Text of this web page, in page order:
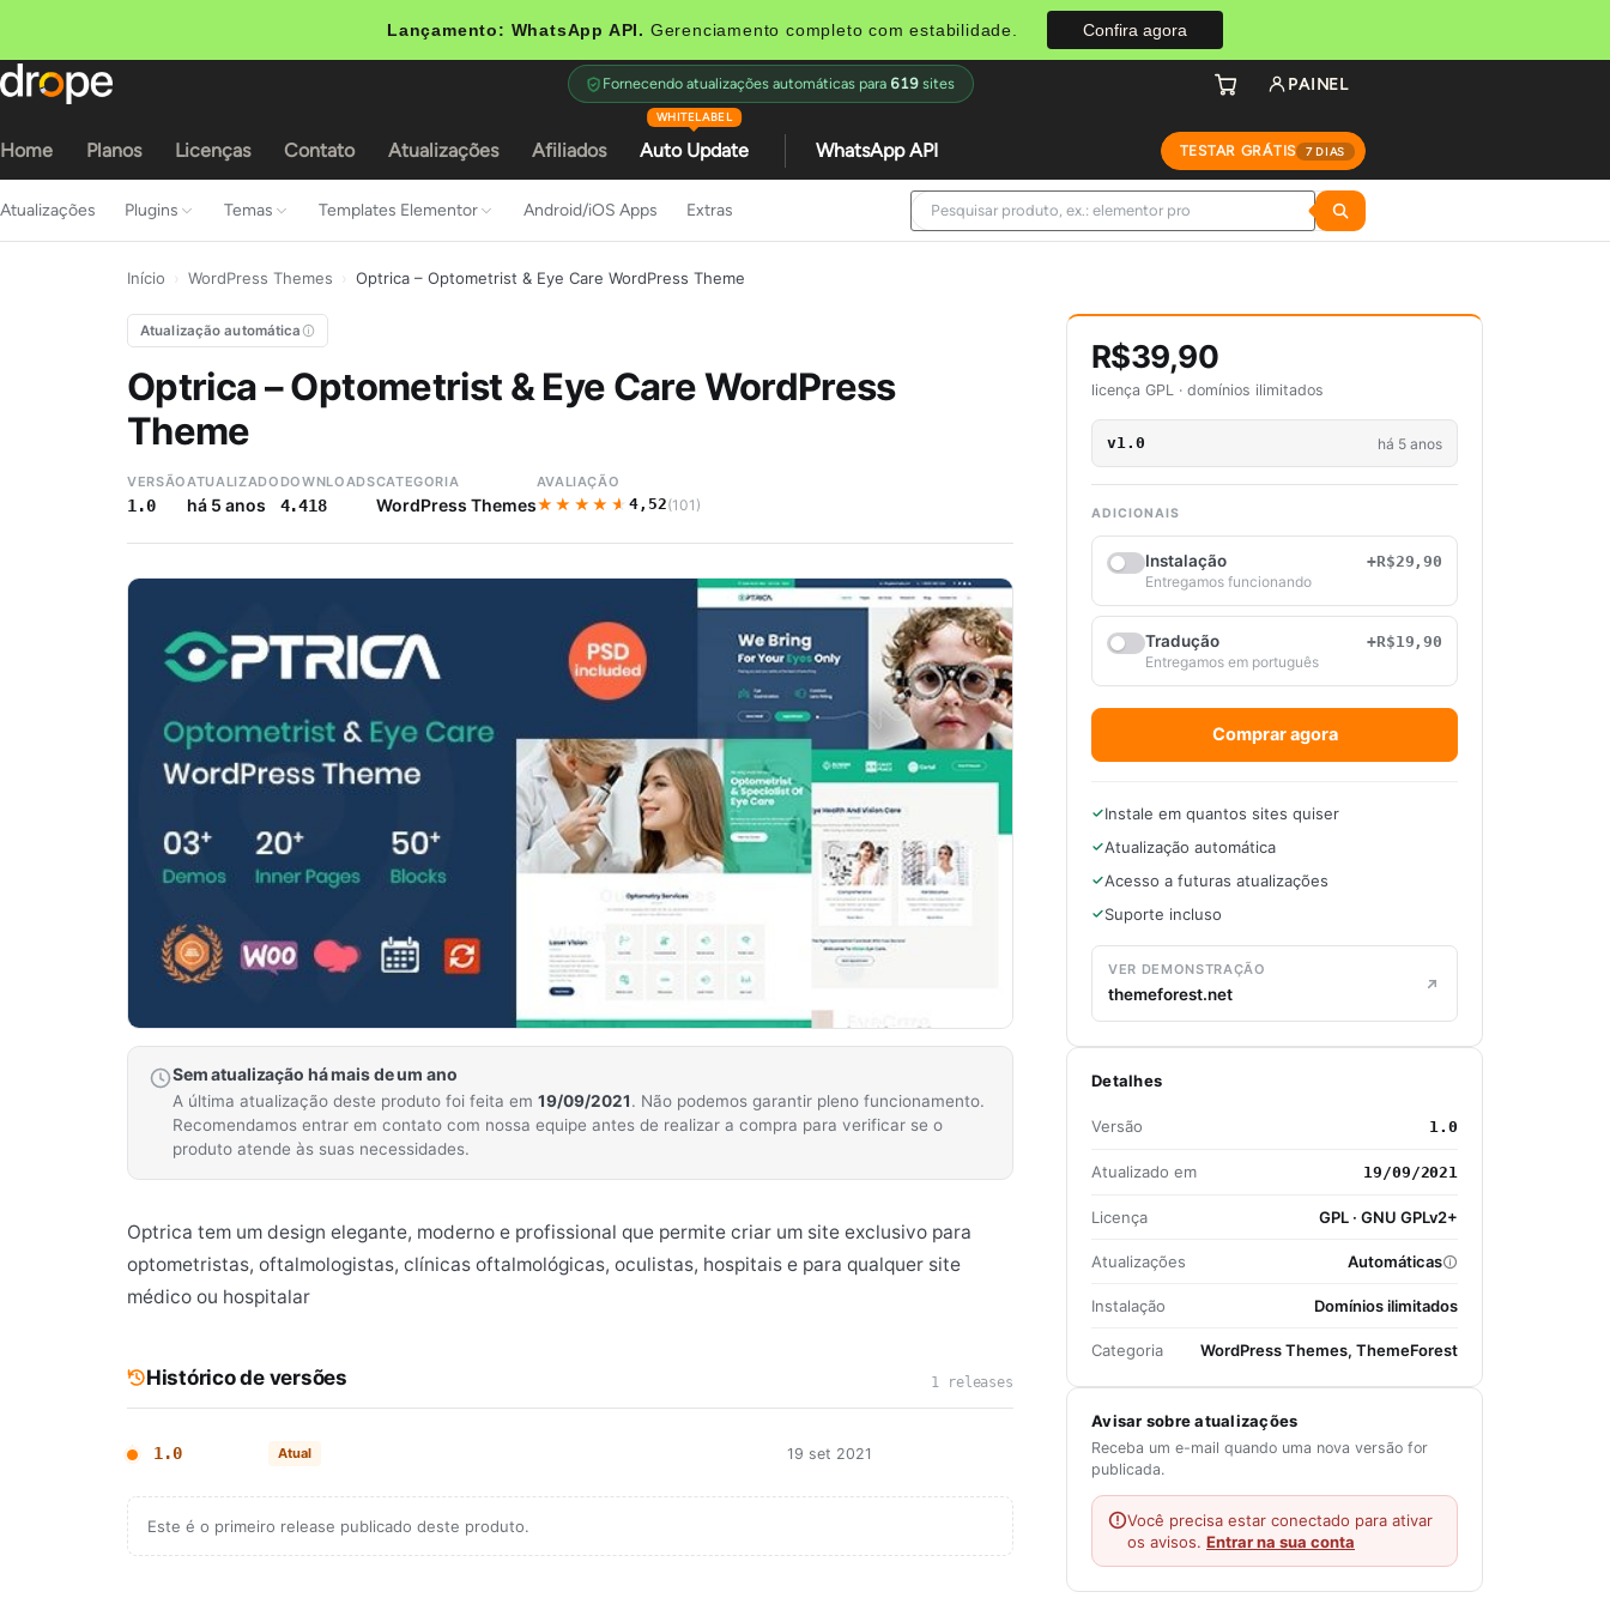
Lançamento: WhatsApp API. Gerenciamento completo com estabilidade. Confira agora
Home Planos Licenças Contato Atualizações Afiliados Auto Update
WHITELABEL
WhatsApp API TESTAR GRÁTIS 7 DIAS
Fornecendo atualizações automáticas para 619 sites PAINEL
Atualizações Plugins Temas Templates Elementor Android/iOS Apps Extras
Início WordPress Themes Optrica – Optometrist & Eye Care WordPress Theme
Atualização automática
Optrica – Optometrist & Eye Care WordPress
Theme
VERSÃO
1.0
ATUALIZADO
há 5 anos
DOWNLOADS
4.418
CATEGORIA
WordPress Themes
AVALIAÇÃO
★★★★★
★★★★★4,52(101)
Sem atualização há mais de um ano
A última atualização deste produto foi feita em 19/09/2021. Não podemos garantir pleno funcionamento.
Recomendamos entrar em contato com nossa equipe antes de realizar a compra para verificar se o
produto atende às suas necessidades.
Optrica tem um design elegante, moderno e profissional que permite criar um site exclusivo para
optometristas, oftalmologistas, clínicas oftalmológicas, oculistas, hospitais e para qualquer site
médico ou hospitalar
Histórico de versões 1 releases
1.0 Atual 19 set 2021
Este é o primeiro release publicado deste produto.
R$39,90
licença GPL · domínios ilimitados
v1.0 há 5 anos
ADICIONAIS
Instalação
+R$29,90
Entregamos funcionando
Tradução
+R$19,90
Entregamos em português
Comprar agora
Instale em quantos sites quiser
Atualização automática
Acesso a futuras atualizações
Suporte incluso
VER DEMONSTRAÇÃO
themeforest.net
Detalhes
Versão 1.0
Atualizado em 19/09/2021
Licença GPL · GNU GPLv2+
Atualizações Automáticas
Instalação Domínios ilimitados
Categoria WordPress Themes, ThemeForest
Avisar sobre atualizações
Receba um e-mail quando uma nova versão for
publicada.
Você precisa estar conectado para ativar
os avisos. Entrar na sua conta